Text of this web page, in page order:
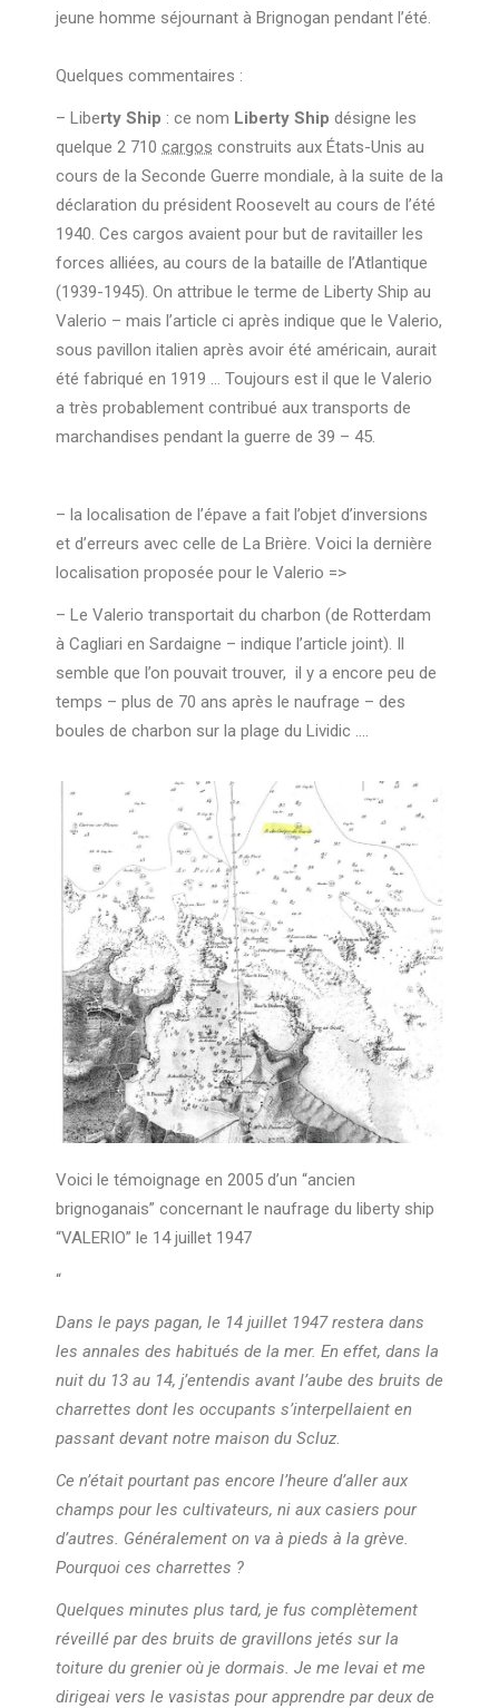
jeune homme séjournant à Brignogan pendant l’été.
Quelques commentaires :
– Liberty Ship : ce nom Liberty Ship désigne les
quelque 2 710 cargos construits aux États-Unis au
cours de la Seconde Guerre mondiale, à la suite de la
déclaration du président Roosevelt au cours de l’été
1940. Ces cargos avaient pour but de ravitailler les
forces alliées, au cours de la bataille de l’Atlantique
(1939-1945). On attribue le terme de Liberty Ship au
Valerio – mais l’article ci après indique que le Valerio,
sous pavillon italien après avoir été américain, aurait
été fabriqué en 1919 … Toujours est il que le Valerio
a très probablement contribué aux transports de
marchandises pendant la guerre de 39 – 45.
– la localisation de l’épave a fait l’objet d’inversions
et d’erreurs avec celle de La Brière. Voici la dernière
localisation proposée pour le Valerio =>
– Le Valerio transportait du charbon (de Rotterdam
à Cagliari en Sardaigne – indique l’article joint). Il
semble que l’on pouvait trouver, il y a encore peu de
temps – plus de 70 ans après le naufrage – des
boules de charbon sur la plage du Lividic ….
Voici le témoignage en 2005 d’un “ancien
brignoganais” concernant le naufrage du liberty ship
“VALERIO” le 14 juillet 1947
“
Dans le pays pagan, le 14 juillet 1947 restera dans
les annales des habitués de la mer. En effet, dans la
nuit du 13 au 14, j’entendis avant l’aube des bruits de
charrettes dont les occupants s’interpellaient en
passant devant notre maison du Scluz.
Ce n’était pourtant pas encore l’heure d’aller aux
champs pour les cultivateurs, ni aux casiers pour
d’autres. Généralement on va à pieds à la grève.
Pourquoi ces charrettes ?
Quelques minutes plus tard, je fus complètement
réveillé par des bruits de gravillons jetés sur la
toiture du grenier où je dormais. Je me levai et me
dirigeai vers le vasistas pour apprendre par deux de